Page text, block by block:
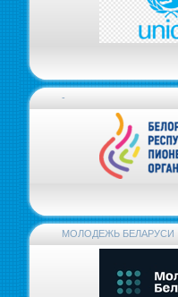
-
МОЛОДЕЖЬ БЕЛАРУСИ